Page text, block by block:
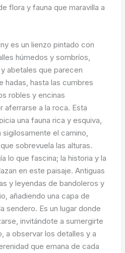
flora y fauna que maravilla a
es un lienzo pintado con
húmedos y sombríos,
abetales que parecen
hadas, hasta las cumbres
robles y encinas
aferrarse a la roca. Esta
una fauna rica y esquiva,
el camino,
sobrevuela las alturas.
lo que fascina; la historia y la
en este paisaje. Antiguas
y leyendas de bandoleros y
añadiendo una capa de
sendero. Es un lugar donde
invitándote a sumergirte
a observar los detalles y a
que emana de cada